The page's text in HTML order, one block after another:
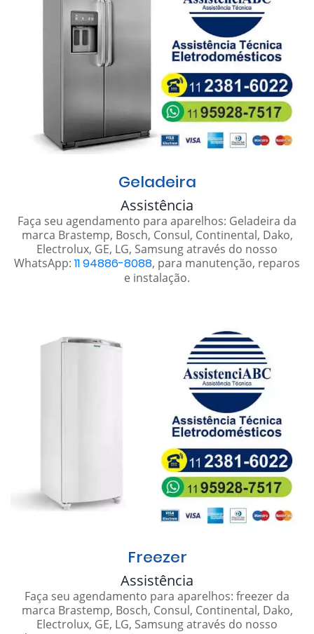
Geladeira
Assistência
Faça seu agendamento para aparelhos: Geladeira da
marca Brastemp, Bosch, Consul, Continental, Dako,
Electrolux, GE, LG, Samsung através do nosso
WhatsApp: 11 94886-8088, para manutenção, reparos
e instalação.
Freezer
Assistência
Faça seu agendamento para aparelhos: freezer da
marca Brastemp, Bosch, Consul, Continental, Dako,
Electrolux, GE, LG, Samsung através do nosso